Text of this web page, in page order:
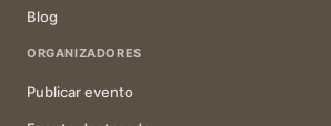
Blog
ORGANIZADORES
Publicar evento